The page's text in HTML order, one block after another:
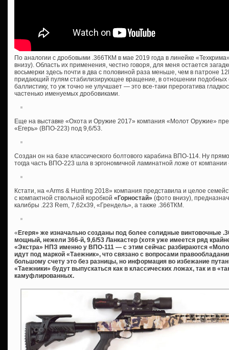
По аналогии с дробовыми .366ТКМ в мае 2019 года в линейке
внизу). Область их применения, честно говоря, для меня остается
восьмерки здесь почти в два с половиной раза меньше, чем в патроне
придающий пулям стабилизирующее вращение, в отношении подобных
баллистику, то уж точно не улучшает — это все-таки прерогатива
частенько именуемых дробовиками.
Еще на выставке «Охота и Оружие 2017» компания «Молот Оружие»
«Егерь» (ВПО-223) под 9,6/53.
Создан он на базе классического болтового карабина ВПО-114. Ну
тогда часть ВПО-223 шла в эргономичной ламинатной ложе от компании
Кстати, на «Arms & Hunting 2018» компания представила и целое
с компактной ствольной коробкой «Горностай» (фото внизу),
калибры .223 Rem, 7,62х39, «Грендель», а также .366ТКМ.
«Егеря» же изначально созданы под более солидные винтовочные
мощный, нежели 366-й, 9,6/53 Ланкастер (хотя уже имеется ряд
«Экстра» НПЗ именно у ВПО-111 — с этим сейчас разбираются
идут под маркой «Таежник», что связано с вопросами
большому счету это без разницы, но информация во избежание
«Таежники» будут выпускаться как в классических ложах, так и в
камуфлированных.